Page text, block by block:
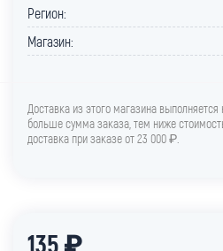
Регион:
Магазин:
Доставка из этого магазина
больше сумма заказа, тем ниже
доставка при заказе от 23 000 ₽.
135 ₽